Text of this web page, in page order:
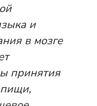
и
в мозге
принятия